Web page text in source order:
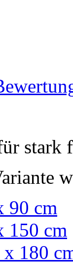
stark
90 cm
150 cm
x 180